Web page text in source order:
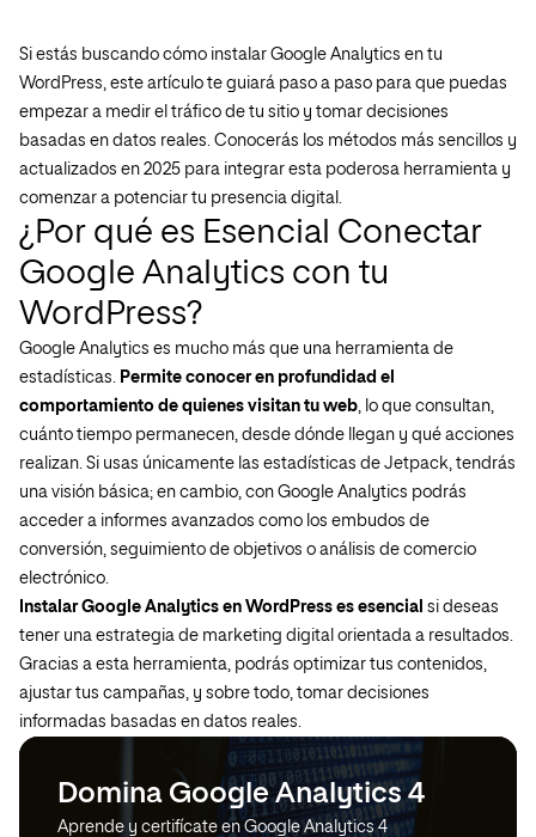
Si estás buscando cómo instalar Google Analytics en tu
WordPress, este artículo te guiará paso a paso para que puedas
empezar a medir el tráfico de tu sitio y tomar decisiones
basadas en datos reales. Conocerás los métodos más sencillos y
actualizados en 2025 para integrar esta poderosa herramienta y
comenzar a potenciar tu presencia digital.
¿Por qué es Esencial Conectar
Google Analytics con tu
WordPress?
Google Analytics es mucho más que una herramienta de
estadísticas. Permite conocer en profundidad el
comportamiento de quienes visitan tu web, lo que consultan,
cuánto tiempo permanecen, desde dónde llegan y qué acciones
realizan. Si usas únicamente las estadísticas de Jetpack, tendrás
una visión básica; en cambio, con Google Analytics podrás
acceder a informes avanzados como los embudos de
conversión, seguimiento de objetivos o análisis de comercio
electrónico.
Instalar Google Analytics en WordPress es esencial si deseas
tener una estrategia de marketing digital orientada a resultados.
Gracias a esta herramienta, podrás optimizar tus contenidos,
ajustar tus campañas, y sobre todo, tomar decisiones
informadas basadas en datos reales.
Domina Google Analytics 4
Aprende y certifícate en Google Analytics 4